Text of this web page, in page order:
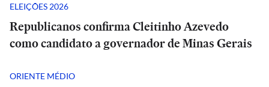
ELEIÇÕES 2026
Republicanos confirma Cleitinho Azevedo
como candidato a governador de Minas Gerais
ORIENTE MÉDIO